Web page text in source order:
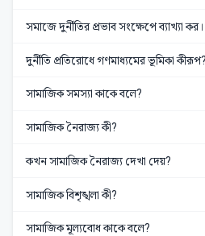
সমাজে দুর্নীতির প্রভাব সংক্ষেপে ব্যাখ্যা কর।
দুর্নীতি প্রতিরোধে গণমাধ্যমের ভূমিকা কীরূপ?
সামাজিক সমস্যা কাকে বলে?
সামাজিক নৈরাজ্য কী?
কখন সামাজিক নৈরাজ্য দেখা দেয়?
সামাজিক বিশৃঙ্খলা কী?
সামাজিক মূল্যবোধ কাকে বলে?